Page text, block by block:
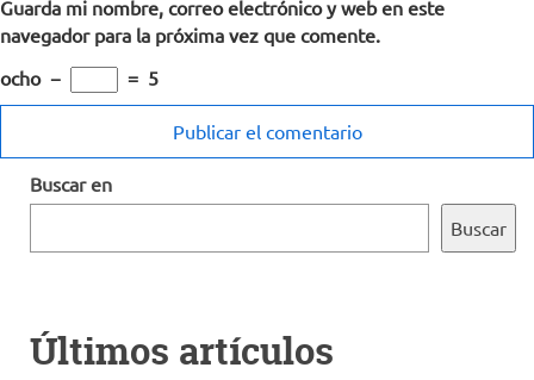
Guarda mi nombre, correo electrónico y web en este
navegador para la próxima vez que comente.
ocho − = 5
Buscar en
Buscar
Últimos artículos